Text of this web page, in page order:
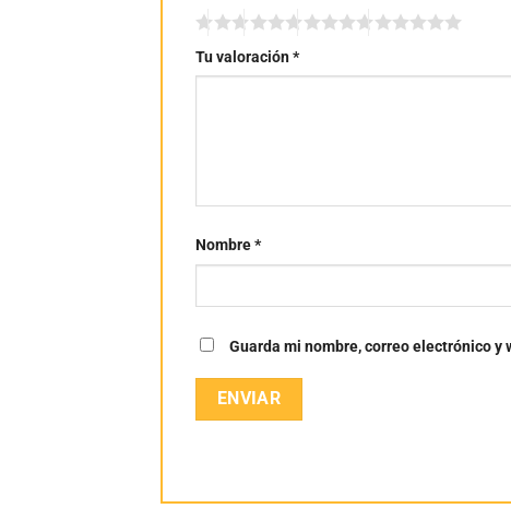
Tu valoración*
Nombre*
Guarda mi nombre, correo electrónico y